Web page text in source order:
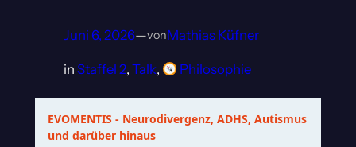
Juni 6, 2026—vonMathias Küfner
in Staffel 2, Talk, Philosophie